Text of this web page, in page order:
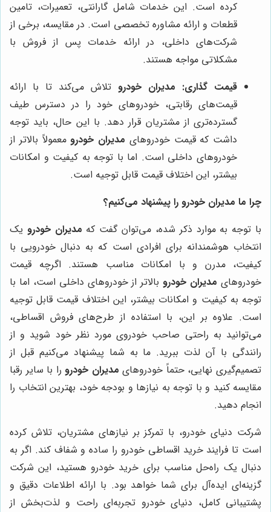
کرده است. این خدمات شامل گارانتی، تعمیرات، تامین
قطعات و ارائه مشاوره تخصصی است. در مقایسه، برخی از
شرکت‌های داخلی، در ارائه خدمات پس از فروش با
مشکلاتی مواجه هستند.
قیمت گذاری: مدیران خودرو تلاش می‌کند تا با ارائه
قیمت‌های رقابتی، خودروهای خود را در دسترس طیف
گسترده‌تری از مشتریان قرار دهد. با این حال، باید توجه
داشت که قیمت خودروهای مدیران خودرومعمولاً بالاتر از
خودروهای داخلی است. اما با توجه به کیفیت و امکانات
بیشتر، این اختلاف قیمت قابل توجیه است.
چرا ما مدیران خودرو را پیشنهاد می‌کنیم؟
با توجه به موارد ذکر شده، می‌توان گفت که مدیران خودرو یک
انتخاب هوشمندانه برای افرادی است که به دنبال خودرویی با
کیفیت، مدرن و با امکانات مناسب هستند. اگرچه قیمت
خودروهای مدیران خودروبالاتر از خودروهای داخلی است، اما با
توجه به کیفیت و امکانات بیشتر، این اختلاف قیمت قابل توجیه
است. علاوه بر این، با استفاده از طرح‌های فروش اقساطی،
می‌توانید به راحتی صاحب خودروی مورد نظر خود شوید و از
رانندگی با آن لذت ببرید. ما به شما پیشنهاد می‌کنیم قبل از
تصمیم‌گیری نهایی، حتماً خودروهای مدیران خودرورا با سایر رقبا
مقایسه کنید و با توجه به نیازها و بودجه خود، بهترین انتخاب را
انجام دهید.
شرکت دنیای خودرو، با تمرکز بر نیازهای مشتریان، تلاش کرده
است تا فرایند خرید اقساطی خودرو را ساده و شفاف کند. اگر به
دنبال یک راه‌حل مناسب برای خرید خودرو هستید، این شرکت
گزینه‌ای ایده‌آل برای شما خواهد بود. با ارائه اطلاعات دقیق و
پشتیبانی کامل، دنیای خودرو تجربه‌ای راحت و لذت‌بخش از